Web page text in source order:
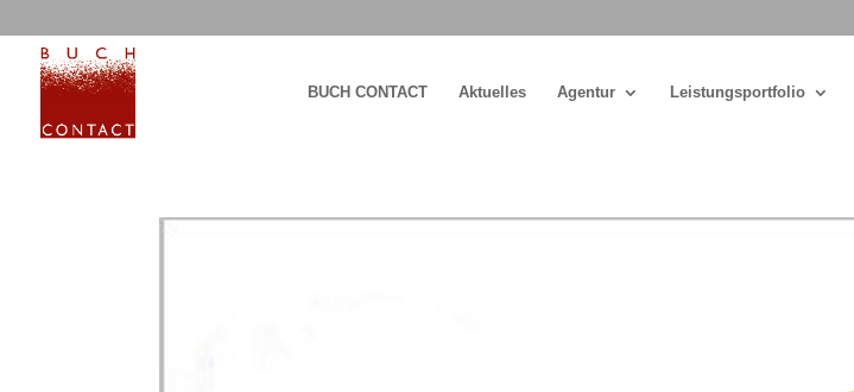
BUCH CONTACT Aktuelles Agentur Leistungsportfolio